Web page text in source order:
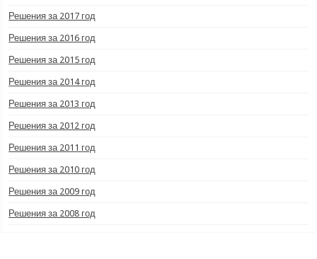
Решения за 2017 год
Решения за 2016 год
Решения за 2015 год
Решения за 2014 год
Решения за 2013 год
Решения за 2012 год
Решения за 2011 год
Решения за 2010 год
Решения за 2009 год
Решения за 2008 год